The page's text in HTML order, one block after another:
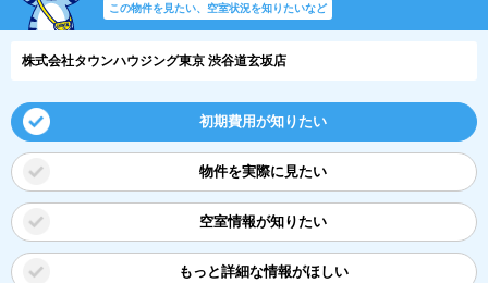
この物件を見たい、空室状況を知りたいなど
株式会社タウンハウジング東京 渋谷道玄坂店
初期費用が知りたい
物件を実際に見たい
空室情報が知りたい
もっと詳細な情報がほしい